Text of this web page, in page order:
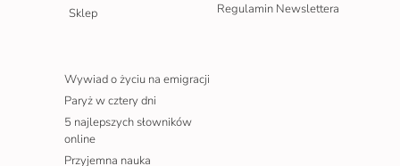
Sklep
Regulamin Newslettera
Wywiad o życiu na emigracji
Paryż w cztery dni
5 najlepszych słowników
online
Przyjemna nauka